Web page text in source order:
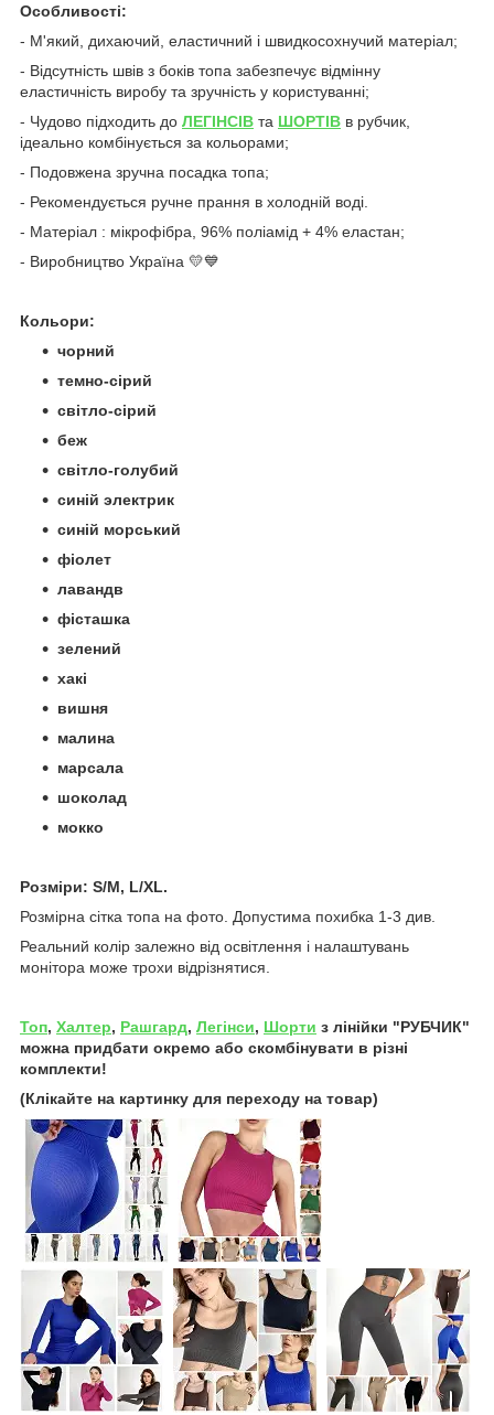
Особливості:
- М'який, дихаючий, еластичний і швидкосохнучий матеріал;
- Відсутність швів з боків топа забезпечує відмінну
еластичність виробу та зручність у користуванні;
- Чудово підходить до ЛЕГІНСІВ та ШОРТІВ в рубчик,
ідеально комбінується за кольорами;
- Подовжена зручна посадка топа;
- Рекомендується ручне прання в холодній воді.
- Матеріал : мікрофібра, 96% поліамід + 4% еластан;
- Виробництво Україна 💛💙
Кольори:
чорний
темно-сірий
світло-сірий
беж
світло-голубий
синій электрик
синій морський
фіолет
лавандв
фісташка
зелений
хакі
вишня
малина
марсала
шоколад
мокко
Розміри: S/M, L/XL.
Розмірна сітка топа на фото. Допустима похибка 1-3 див.
Реальний колір залежно від освітлення і налаштувань
монітора може трохи відрізнятися.
Топ, Халтер, Рашгард, Легінси, Шорти з лінійки "РУБЧИК"
можна придбати окремо або скомбінувати в різні
комплекти!
(Клікайте на картинку для переходу на товар)